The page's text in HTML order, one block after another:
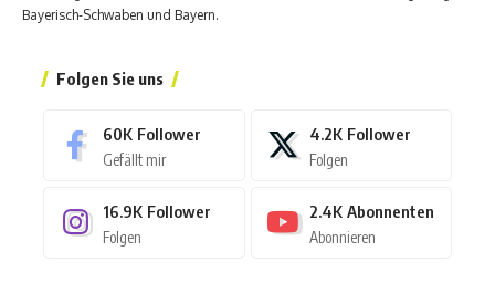
Bayerisch-Schwaben und Bayern.
Folgen Sie uns
60K Follower
Gefällt mir
4.2K Follower
Folgen
16.9K Follower
Folgen
2.4K Abonnenten
Abonnieren